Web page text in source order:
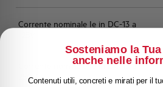
Corrente nominale Ie in DC-13 a
Corrente nominale Ie in DC-13 a
250V
Sosteniamo la
anche nelle
Contenuti utili, concreti e mirati per il